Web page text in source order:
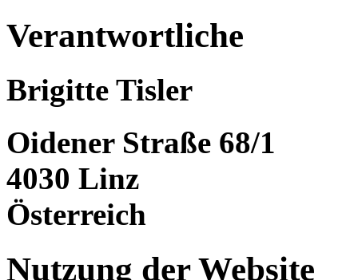
Verantwortliche
Brigitte Tisler
Oidener Straße 68/1
4030 Linz
Österreich
Nutzung der Website